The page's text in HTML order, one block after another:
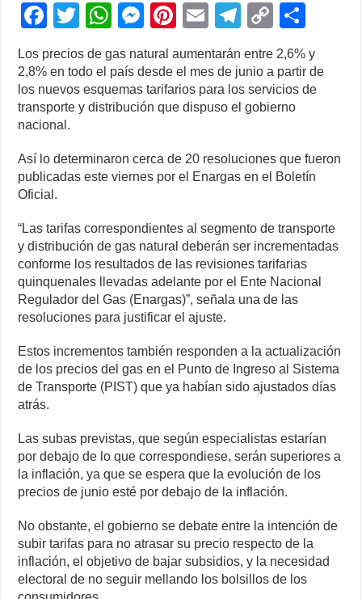
F
c
e
b
o
k
T
wi
tt
er
W
at
s
A
p
M
ss
e
n
er
Pi
er
e
st
E
m
ail
T
e
gr
a
C
o
p
y
Li
k
ar
e
Los precios de gas natural aumentarán entre 2,6% y
2,8% en todo el país desde el mes de junio a partir de
los nuevos esquemas tarifarios para los servicios de
transporte y distribución que dispuso el gobierno
nacional.
Así lo determinaron cerca de 20 resoluciones que fueron
publicadas este viernes por el Enargas en el Boletín
Oficial.
“Las tarifas correspondientes al segmento de transporte
y distribución de gas natural deberán ser incrementadas
conforme los resultados de las revisiones tarifarias
quinquenales llevadas adelante por el Ente Nacional
Regulador del Gas (Enargas)”, señala una de las
resoluciones para justificar el ajuste.
Estos incrementos también responden a la actualización
de los precios del gas en el Punto de Ingreso al Sistema
de Transporte (PIST) que ya habían sido ajustados días
atrás.
Las subas previstas, que según especialistas estarían
por debajo de lo que correspondiese, serán superiores a
la inflación, ya que se espera que la evolución de los
precios de junio esté por debajo de la inflación.
No obstante, el gobierno se debate entre la intención de
subir tarifas para no atrasar su precio respecto de la
inflación, el objetivo de bajar subsidios, y la necesidad
electoral de no seguir mellando los bolsillos de los